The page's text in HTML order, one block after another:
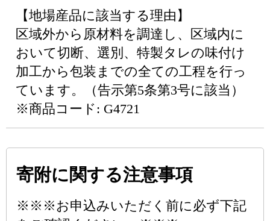
【地場産品に該当する理由】
区域外から原材料を調達し、区域内に
おいて切断、選別、特製タレの味付け
加工から包装までの全ての工程を行っ
ています。（告示第5条第3号に該当）
※商品コード: G4721
寄附に関する注意事項
※※※お申込みいただく前に必ず下記